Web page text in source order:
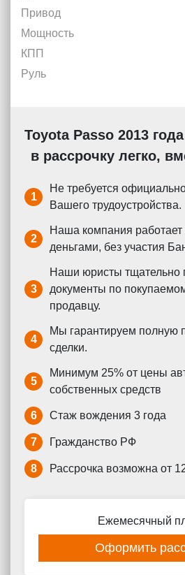
Привод
Мощность
КПП
Руль
Toyota Passo 2013
в рассрочку легко,
1
Не требуется
Вашего трудоустройства.
2
Наша компания
деньгами, без участия
3
Наши юристы тщательно
документы по
продавцу.
4
Мы гарантируем полную
сделки.
5
Минимум 25% от цены
собственных средств
6 Стаж вождения 3 года
7 Гражданство РФ
8 Рассрочка возможна от
Ежемесячный
Оформить